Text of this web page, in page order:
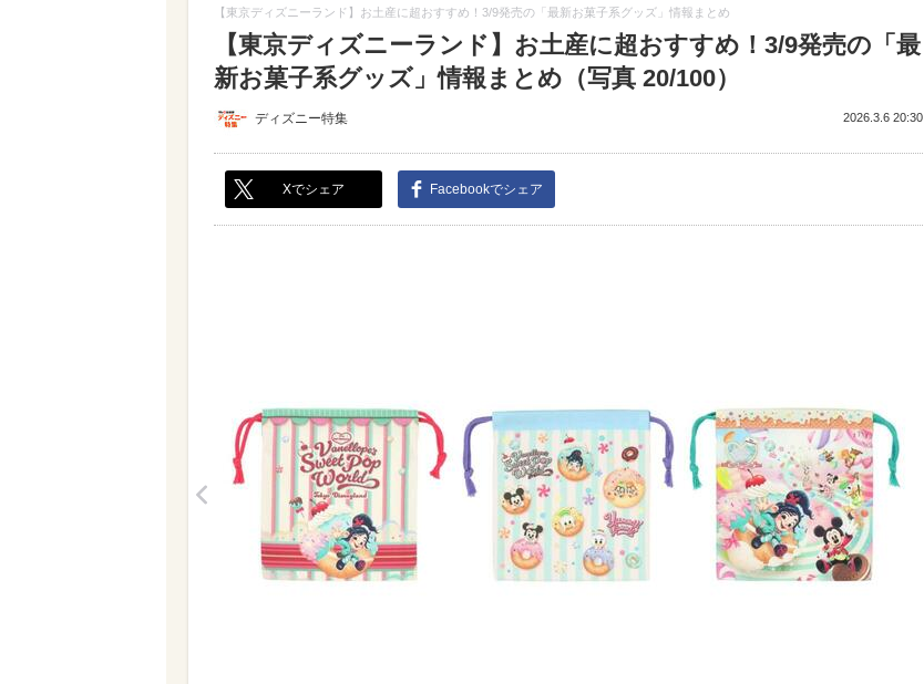
【東京ディズニーランド】お土産に超おすすめ！3/9発売の「最新お菓子系グッズ」情報まとめ
【東京ディズニーランド】お土産に超おすすめ！3/9発売の「最
新お菓子系グッズ」情報まとめ（写真 20/100）
ディズニー特集 2026.3.6 20:30
Xでシェア Facebookでシェア